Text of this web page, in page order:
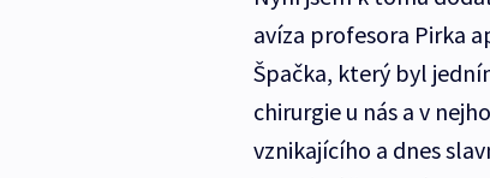
avíza profesora Pirka
Špačka, který byl
chirurgie u nás a v
vznikajícího a dnes